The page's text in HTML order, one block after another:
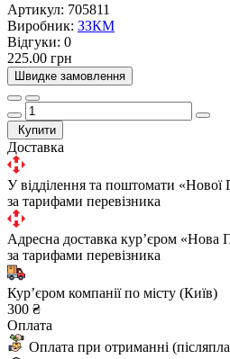
Артикул: 705811
Виробник: ЗЗКМ
Відгуки: 0
225.00 грн
Швидке замовлення
Купити
Доставка
У відділення та поштомати «Нової
за тарифами перевізника
Адресна доставка курʼєром «Нова
за тарифами перевізника
Курʼєром компанії по місту (Київ)
300 ₴
Оплата
Оплата при отриманні